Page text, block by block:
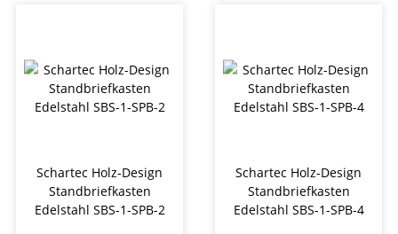
Schartec Holz-Design
Standbriefkasten
Edelstahl SBS-1-SPB-2
Schartec Holz-Design
Standbriefkasten
Edelstahl SBS-1-SPB-4